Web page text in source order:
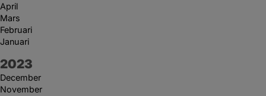
April
Mars
Februari
Januari
År:
2023
December
November